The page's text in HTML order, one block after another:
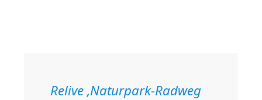
Relive ‚Naturpark-Radweg